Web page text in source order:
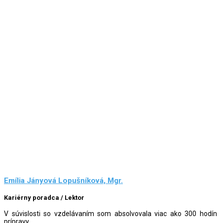
Emília Jányová Lopušníková, Mgr.
Kariérny poradca / Lektor
V súvislosti so vzdelávaním som absolvovala viac ako 300 hodín